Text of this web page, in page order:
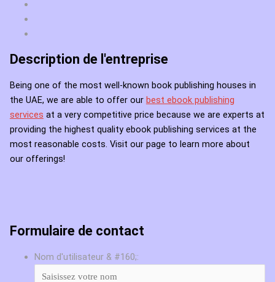
Description de l'entreprise
Being one of the most well-known book publishing houses in
the UAE, we are able to offer our best ebook publishing
services at a very competitive price because we are experts at
providing the highest quality ebook publishing services at the
most reasonable costs. Visit our page to learn more about
our offerings!
Formulaire de contact
Nom d'utilisateur & #160;: